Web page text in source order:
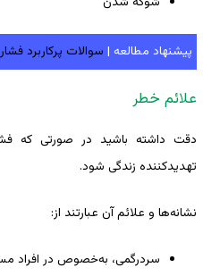
پیشنهاد مطالعه | سوالات پرکاربرد
علائم خطر
دقت داشته باشید در صورتی که
تهدیدکننده زندگی شود.
نشانه‌ها و علائم آن عبارتند از:
سردرگمی، به‌خصوص در افراد